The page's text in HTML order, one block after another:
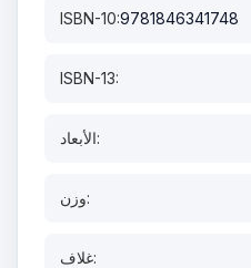
ISBN-10:9781846341748
ISBN-13:
الأبعاد:
وزن:
غلاف: